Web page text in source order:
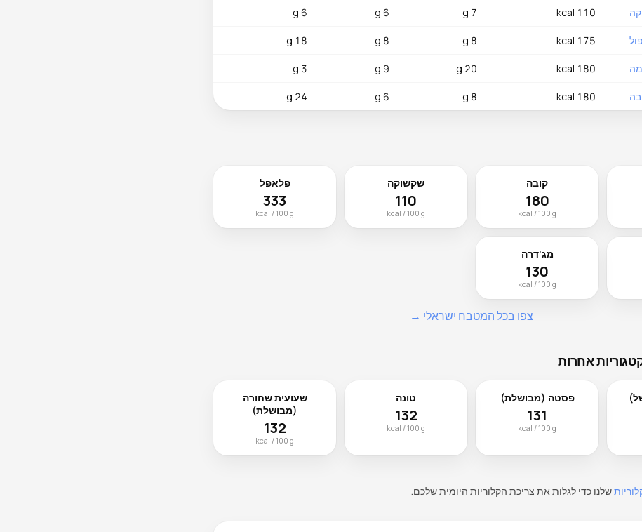
110 kcal
7 g
6 g
6 g
175 kcal
8 g
8 g
18 g
180 kcal
20 g
9 g
3 g
180 kcal
8 g
6 g
24 g
קובה
180
kcal / 100 g
שקשוקה
110
kcal / 100 g
פלאפל
333
kcal / 100 g
מג'דרה
130
kcal / 100 g
צפו בכל המטבח ישראלי →
אחרות
פסטה (מבושלת)
131
kcal / 100 g
טונה
132
kcal / 100 g
שעועית שחורה
(מבושלת)
132
kcal / 100 g
שלנו כדי לגלות את צריכת הקלוריות היומית שלכם.